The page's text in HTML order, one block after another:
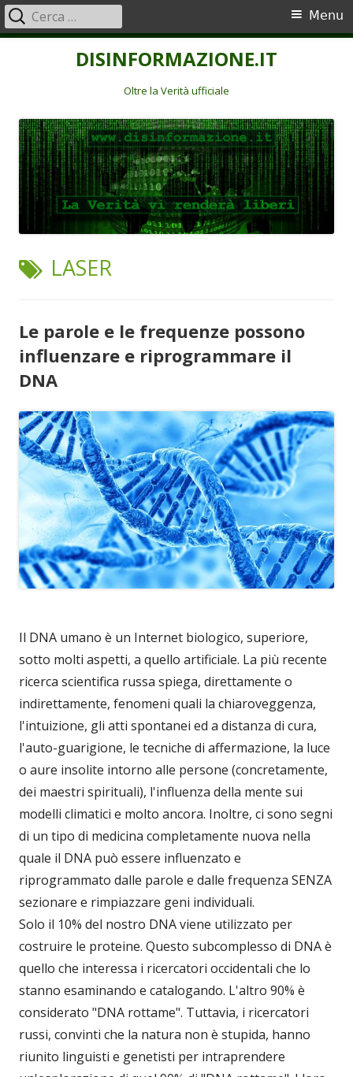
DISINFORMAZIONE.IT
Oltre la Verità ufficiale
Menu
principale
Menu
Ricerca
per:
TAG:
LASER
Le parole e le frequenze possono
influenzare e riprogrammare il
DNA
Il DNA umano è un Internet biologico, superiore,
sotto molti aspetti, a quello artificiale. La più recente
ricerca scientifica russa spiega, direttamente o
indirettamente, fenomeni quali la chiaroveggenza,
l'intuizione, gli atti spontanei ed a distanza di cura,
l'auto-guarigione, le tecniche di affermazione, la luce
o aure insolite intorno alle persone (concretamente,
dei maestri spirituali), l'influenza della mente sui
modelli climatici e molto ancora. Inoltre, ci sono segni
di un tipo di medicina completamente nuova nella
quale il DNA può essere influenzato e
riprogrammato dalle parole e dalle frequenza SENZA
sezionare e rimpiazzare geni individuali.
Solo il 10% del nostro DNA viene utilizzato per
costruire le proteine. Questo subcomplesso di DNA è
quello che interessa i ricercatori occidentali che lo
stanno esaminando e catalogando. L'altro 90% è
considerato "DNA rottame". Tuttavia, i ricercatori
russi, convinti che la natura non è stupida, hanno
riunito linguisti e genetisti per intraprendere